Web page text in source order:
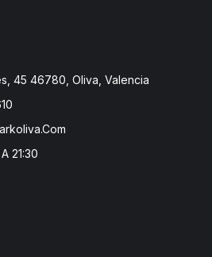
45 46780, Oliva, Valencia
21:30